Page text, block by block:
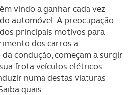
vindo a ganhar cada vez
automóvel. A preocupação
principais motivos para
dos carros a
condução, começam a surgir
frota veículos elétricos.
numa destas viaturas
quais.